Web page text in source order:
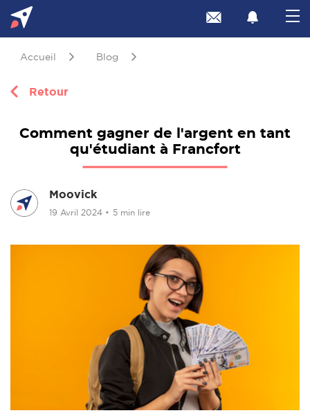
Accueil Blog
Retour
Comment gagner de l'argent en tant
qu'étudiant à Francfort
Moovick
19 Avril 2024 • 5 min lire